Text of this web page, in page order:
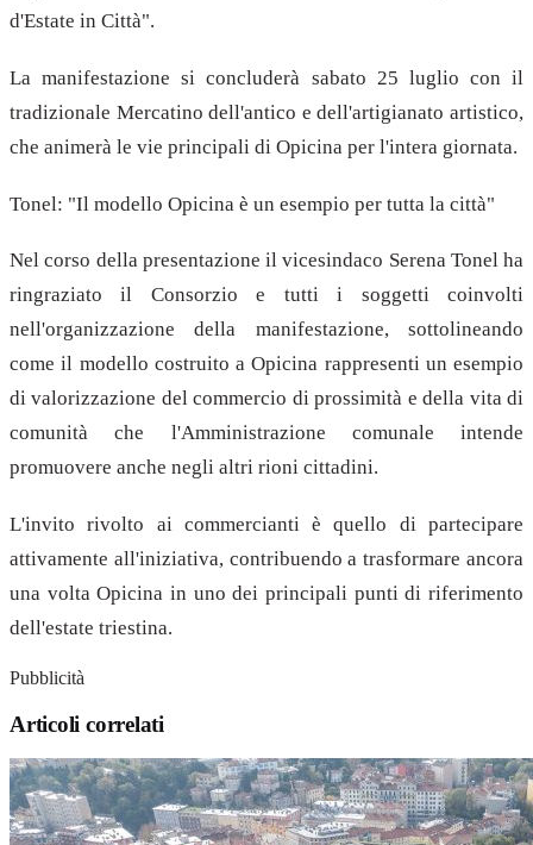
d'Estate in Città".
La manifestazione si concluderà sabato 25 luglio con il
tradizionale Mercatino dell'antico e dell'artigianato artistico,
che animerà le vie principali di Opicina per l'intera giornata.
Tonel: "Il modello Opicina è un esempio per tutta la città"
Nel corso della presentazione il vicesindaco Serena Tonel ha
ringraziato il Consorzio e tutti i soggetti coinvolti
nell'organizzazione della manifestazione, sottolineando
come il modello costruito a Opicina rappresenti un esempio
di valorizzazione del commercio di prossimità e della vita di
comunità che l'Amministrazione comunale intende
promuovere anche negli altri rioni cittadini.
L'invito rivolto ai commercianti è quello di partecipare
attivamente all'iniziativa, contribuendo a trasformare ancora
una volta Opicina in uno dei principali punti di riferimento
dell'estate triestina.
Pubblicità
Articoli correlati